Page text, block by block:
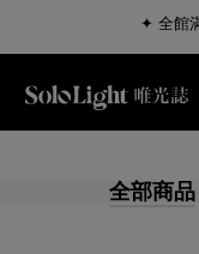
✦ 全館
全部商品